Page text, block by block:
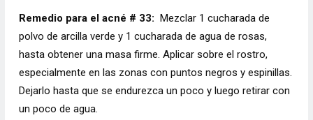
Remedio para el acné # 33: Mezclar 1 cucharada de
polvo de arcilla verde y 1 cucharada de agua de rosas,
hasta obtener una masa firme. Aplicar sobre el rostro,
especialmente en las zonas con puntos negros y espinillas.
Dejarlo hasta que se endurezca un poco y luego retirar con
un poco de agua.